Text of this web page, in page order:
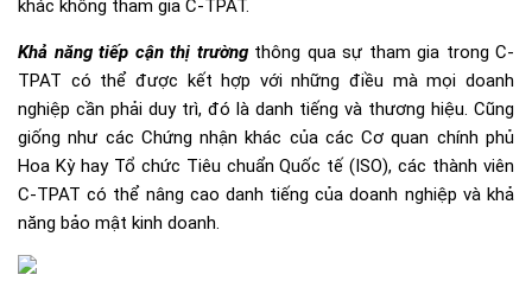
khác không tham gia C-TPAT.
Khả năng tiếp cận thị trườngthông qua sự tham gia trong C-
TPAT có thể được kết hợp với những điều mà mọi doanh
nghiệp cần phải duy trì, đó là danh tiếng và thương hiệu. Cũng
giống như các Chứng nhận khác của các Cơ quan chính phủ
Hoa Kỳ hay Tổ chức Tiêu chuẩn Quốc tế (ISO), các thành viên
C-TPAT có thể nâng cao danh tiếng của doanh nghiệp và khả
năng bảo mật kinh doanh.